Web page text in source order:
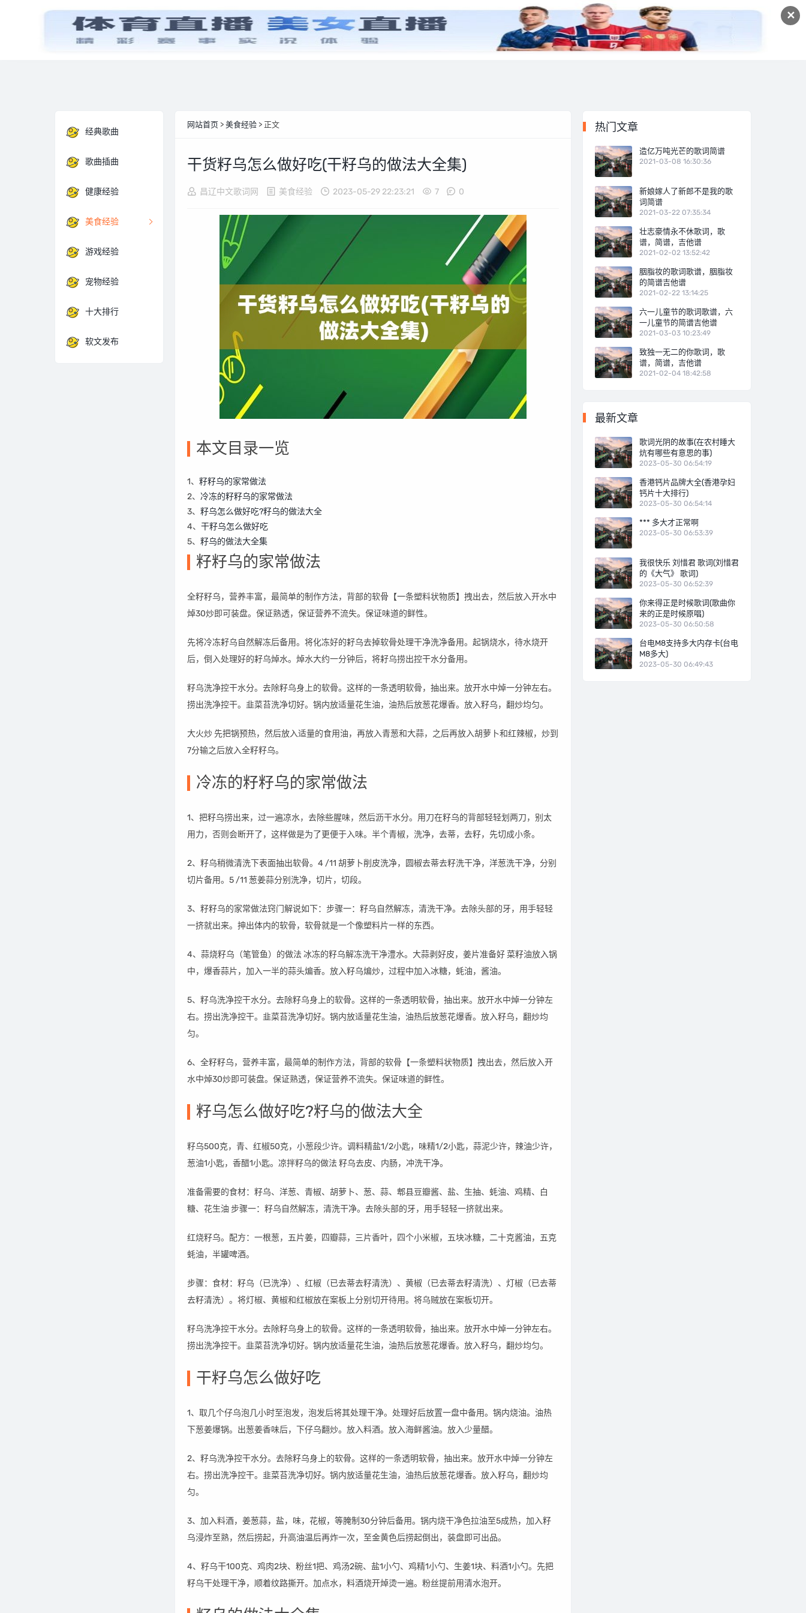
✕
首页 经典歌曲 歌曲插曲 生活经验 健康经验 美食经验 游戏经验 宠物经验 十大排行 自媒体
网站首页 > 美食经验 > 正文
干货籽乌怎么做好吃(干籽乌的做法大全集)
昌辽中文歌词网 美食经验 2023-05-29 22:23:21 7 0
本文目录一览
1、 籽籽乌的家常做法
2、 冷冻的籽籽乌的家常做法
3、 籽乌怎么做好吃?籽乌的做法大全
4、 干籽乌怎么做好吃
5、 籽乌的做法大全集
籽籽乌的家常做法
全籽籽乌，营养丰富，最简单的制作方法，背部的软骨【一条塑料状物质】拽出去，然后放入开水中
焯30炒即可装盘。保证熟透，保证营养不流失。保证味道的鲜性。
先将冷冻耔乌自然解冻后备用。将化冻好的耔乌去掉软骨处理干净洗净备用。起锅烧水，待水烧开
后，倒入处理好的耔乌焯水。焯水大约一分钟后，将耔乌捞出控干水分备用。
籽乌洗净控干水分。去除籽乌身上的软骨。这样的一条透明软骨，抽出来。放开水中焯一分钟左右。
捞出洗净控干。韭菜苔洗净切好。锅内放适量花生油，油热后放葱花爆香。放入籽乌，翻炒均匀。
大火炒 先把锅预热，然后放入适量的食用油，再放入青葱和大蒜，之后再放入胡萝卜和红辣椒，炒到
7分输之后放入全籽籽乌。
冷冻的籽籽乌的家常做法
1、把籽乌捞出来，过一遍凉水，去除些腥味，然后沥干水分。用刀在籽乌的背部轻轻划两刀，别太
用力，否则会断开了，这样做是为了更便于入味。半个青椒，洗净，去蒂，去籽，先切成小条。
2、籽乌稍微清洗下表面抽出软骨。4 /11 胡萝卜削皮洗净，圆椒去蒂去籽洗干净，洋葱洗干净，分别
切片备用。5 /11 葱姜蒜分别洗净，切片，切段。
3、籽籽乌的家常做法窍门解说如下：步骤一：籽乌自然解冻，清洗干净。去除头部的牙，用手轻轻
一挤就出来。抻出体内的软骨，软骨就是一个像塑料片一样的东西。
4、蒜烧籽乌（笔管鱼）的做法 冰冻的籽乌解冻洗干净澧水。大蒜剥好皮，姜片准备好 菜籽油放入锅
中，爆香蒜片，加入一半的蒜头煸香。放入籽乌煸炒，过程中加入冰糖，蚝油，酱油。
5、籽乌洗净控干水分。去除籽乌身上的软骨。这样的一条透明软骨，抽出来。放开水中焯一分钟左
右。捞出洗净控干。韭菜苔洗净切好。锅内放适量花生油，油热后放葱花爆香。放入籽乌，翻炒均
匀。
6、全籽籽乌，营养丰富，最简单的制作方法，背部的软骨【一条塑料状物质】拽出去，然后放入开
水中焯30炒即可装盘。保证熟透，保证营养不流失。保证味道的鲜性。
籽乌怎么做好吃?籽乌的做法大全
籽乌500克，青、红椒50克，小葱段少许。调料精盐1/2小匙，味精1/2小匙，蒜泥少许，辣油少许，
葱油1小匙，香醋1小匙。凉拌籽乌的做法 籽乌去皮、内肠，冲洗干净。
准备需要的食材：籽乌、洋葱、青椒、胡萝卜、葱、蒜、郫县豆瓣酱、盐、生抽、蚝油、鸡精、白
糖、花生油 步骤一：籽乌自然解冻，清洗干净。去除头部的牙，用手轻轻一挤就出来。
红烧籽乌。配方：一根葱，五片姜，四瓣蒜，三片香叶，四个小米椒，五块冰糖，二十克酱油，五克
蚝油，半罐啤酒。
步骤：食材：籽乌（已洗净）、红椒（已去蒂去籽清洗）、黄椒（已去蒂去籽清洗）、灯椒（已去蒂
去籽清洗）。将灯椒、黄椒和红椒放在案板上分别切开待用。将乌贼放在案板切开。
籽乌洗净控干水分。去除籽乌身上的软骨。这样的一条透明软骨，抽出来。放开水中焯一分钟左右。
捞出洗净控干。韭菜苔洗净切好。锅内放适量花生油，油热后放葱花爆香。放入籽乌，翻炒均匀。
干籽乌怎么做好吃
1、取几个仔乌泡几小时至泡发，泡发后将其处理干净。处理好后放置一盘中备用。锅内烧油。油热
下葱姜爆锅。出葱姜香味后，下仔乌翻炒。放入料酒。放入海鲜酱油。放入少量醋。
2、籽乌洗净控干水分。去除籽乌身上的软骨。这样的一条透明软骨，抽出来。放开水中焯一分钟左
右。捞出洗净控干。韭菜苔洗净切好。锅内放适量花生油，油热后放葱花爆香。放入籽乌，翻炒均
匀。
3、加入料酒，姜葱蒜，盐，味，花椒，等腌制30分钟后备用。锅内烧干净色拉油至5成热，加入籽
乌浸炸至熟，然后捞起，升高油温后再炸一次，至金黄色后捞起倒出，装盘即可出品。
4、籽乌干100克、鸡肉2块、粉丝1把、鸡汤2碗、盐1小勺、鸡精1小勺、生姜1块、料酒1小勺。先把
籽乌干处理干净，顺着纹路撕开。加点水，料酒烧开焯烫一遍。粉丝提前用清水泡开。
经典歌曲
歌曲插曲
健康经验
美食经验
游戏经验
宠物经验
十大排行
软文发布
热门文章
造亿万吨光芒的歌词简谱
2021-03-08 16:30:36
新娘嫁人了新郎不是我的歌
词简谱
2021-03-22 07:35:34
壮志豪情永不休歌词，歌
谱，简谱，吉他谱
2021-02-02 13:52:42
胭脂妆的歌词歌谱，胭脂妆
的简谱吉他谱
2021-02-22 13:14:25
六一儿童节的歌词歌谱，六
一儿童节的简谱吉他谱
2021-03-03 10:23:49
致独一无二的你歌词，歌
谱，简谱，吉他谱
2021-02-04 18:42:58
最新文章
歌词光阴的故事(在农村睡大
炕有哪些有意思的事)
2023-05-30 06:54:19
香港钙片品牌大全(香港孕妇
钙片十大排行)
2023-05-30 06:54:14
*** 多大才正常啊
2023-05-30 06:53:39
我很快乐 刘惜君 歌词(刘惜君
的《大气》 歌词)
2023-05-30 06:52:39
你来得正是时候歌词(歌曲你
来的正是时候原唱)
2023-05-30 06:50:58
台电M8支持多大内存卡(台电
M8多大)
2023-05-30 06:49:43